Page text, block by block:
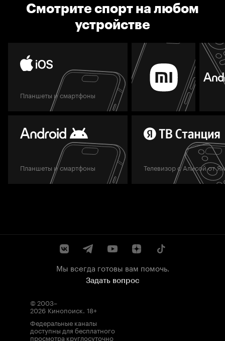
Смотрите спорт на любом
устройстве
Планшеты и смартфоны
Планшеты и смартфоны Телевизор с Алисой от
Мы всегда готовы вам помочь.
Задать вопрос
© 2003–
2026 Кинопоиск. 18+
Федеральные каналы
доступны для бесплатного
просмотра круглосуточно